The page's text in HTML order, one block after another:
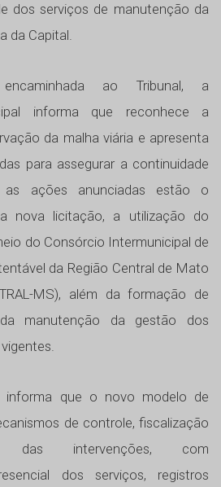
dos serviços de manutenção da
da Capital.
ao Tribunal, a
informa que reconhece a
da malha viária e apresenta
para assegurar a continuidade
as ações anunciadas estão o
nova licitação, a utilização do
do Consórcio Intermunicipal de
da Região Central de Mato
MS), além da formação de
manutenção da gestão dos
informa que o novo modelo de
de controle, fiscalização
das intervenções, com
dos serviços, registros